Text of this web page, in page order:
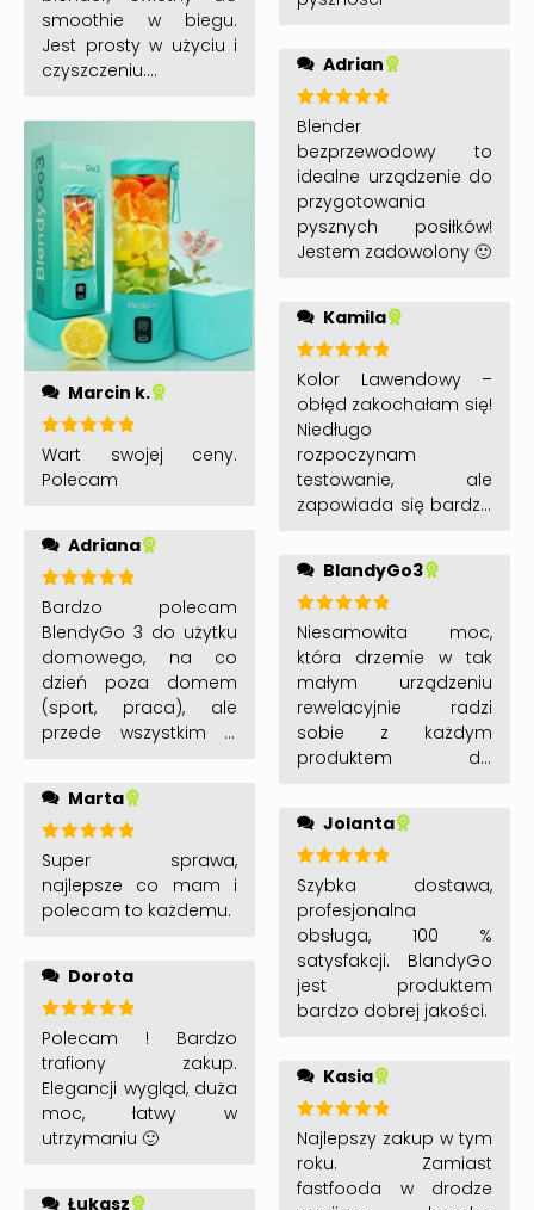
smoothie w biegu.
Jest prosty w użyciu i
czyszczeniu.
go mieć!
Marcin k.
Oceniono
5 na 5
Wart swojej ceny.
Polecam
Adriana
Oceniono
5 na 5
Bardzo polecam
BlendyGo 3 do użytku
domowego, na co
dzień poza domem
(sport, praca), ale
przede wszystkim w
jeden sprzęt do
wszystkiego. Silny i
zarazem mały,
możliwość dokupienia
poręcznego
pokrowca. Łatwy w
USB.
Marta
Oceniono
5 na 5
Super sprawa,
najlepsze co mam i
polecam to każdemu.
Dorota
Oceniono
5 na 5
Polecam ! Bardzo
trafiony zakup.
Elegancji wygląd, duża
moc, łatwy w
utrzymaniu 🙂
Silnik działa dość
głośno, ale za to jest
bardzo mocny.
Przygotowanie
płynnego posiłku to
sekundy. Polecam
każdemu 🙂
Adrian
Oceniono
5 na 5
Blender
bezprzewodowy to
idealne urządzenie do
przygotowania
pysznych posiłków!
Jestem zadowolony 🙂
Kamila
Oceniono
5na 5
Kolor Lawendowy –
obłęd zakochałam się!
Niedługo
rozpoczynam
testowanie, ale
zapowiada się bardzo
BlandyGo3
Oceniono
5na 5
Niesamowita moc,
która drzemie w tak
małym urządzeniu
rewelacyjnie radzi
sobie z każdym
produktem do
poręczny i zawsze
można mieć świeże
koktajle czy smoothie
pod ręką…rewelacja!!!
Jolanta
Oceniono
5 na 5
Szybka dostawa,
profesjonalna
obsługa, 100 %
satysfakcji. BlandyGo
jest produktem
bardzo dobrej jakości.
Kasia
Oceniono
5 na 5
Najlepszy zakup w tym
roku. Zamiast
fastfooda w drodze